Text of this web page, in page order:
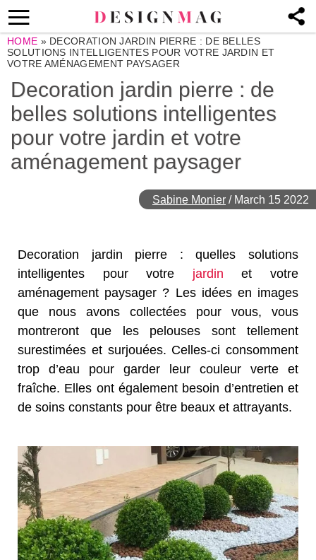
HOME » DECORATION JARDIN PIERRE : DE BELLES
SOLUTIONS INTELLIGENTES POUR VOTRE JARDIN ET
VOTRE AMÉNAGEMENT PAYSAGER
Decoration jardin pierre : de
belles solutions intelligentes
pour votre jardin et votre
aménagement paysager
Sabine Monier / March 15 2022
Decoration jardin pierre : quelles solutions
intelligentes pour votre jardin et votre
aménagement paysager ? Les idées en images
que nous avons collectées pour vous, vous
montreront que les pelouses sont tellement
surestimées et surjouées. Celles-ci consomment
trop d’eau pour garder leur couleur verte et
fraîche. Elles ont également besoin d’entretien et
de soins constants pour être beaux et attrayants.